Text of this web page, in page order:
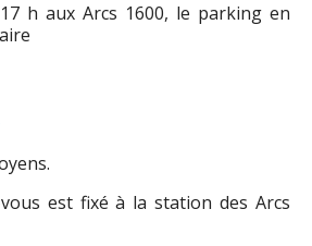
h aux Arcs 1600, le parking en
est fixé à la station des Arcs